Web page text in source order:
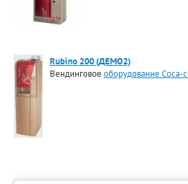
Rubino 200 (ДЕМО2)
Вендинговое оборудование Coca-